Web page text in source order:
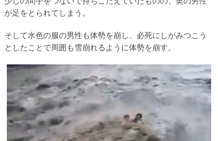
が足をとられてしまう。
そして水色の服の男性も体勢を崩し、必死にしがみつこう
としたことで周囲も雪崩れるように体勢を崩す。